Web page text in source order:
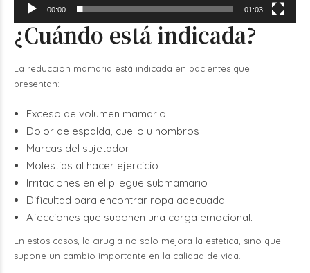
00:00 01:03
¿Cuándo está indicada?
La reducción mamaria está indicada en pacientes que
presentan:
Exceso de volumen mamario
Dolor de espalda, cuello u hombros
Marcas del sujetador
Molestias al hacer ejercicio
Irritaciones en el pliegue submamario
Dificultad para encontrar ropa adecuada
Afecciones que suponen una carga emocional.
En estos casos, la cirugía no solo mejora la estética, sino que
supone un cambio importante en la calidad de vida.